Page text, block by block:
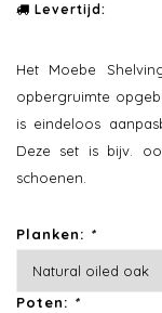
Levertijd:
Het Moebe
opbergruimte
is eindeloos
Deze set is bijv.
schoenen.
Planken: *
Poten: *